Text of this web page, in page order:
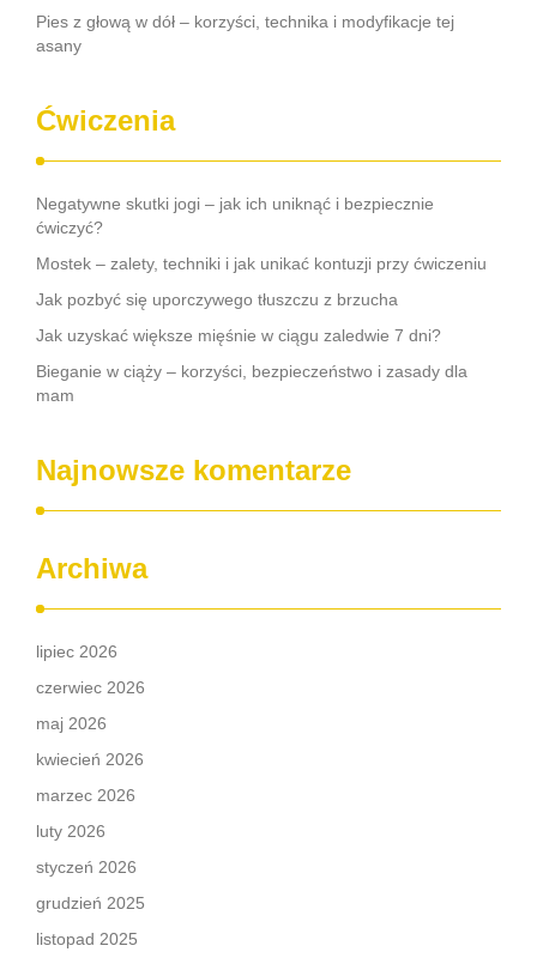
Pies z głową w dół – korzyści, technika i modyfikacje tej
asany
Ćwiczenia
Negatywne skutki jogi – jak ich uniknąć i bezpiecznie
ćwiczyć?
Mostek – zalety, techniki i jak unikać kontuzji przy ćwiczeniu
Jak pozbyć się uporczywego tłuszczu z brzucha
Jak uzyskać większe mięśnie w ciągu zaledwie 7 dni?
Bieganie w ciąży – korzyści, bezpieczeństwo i zasady dla
mam
Najnowsze komentarze
Archiwa
lipiec 2026
czerwiec 2026
maj 2026
kwiecień 2026
marzec 2026
luty 2026
styczeń 2026
grudzień 2025
listopad 2025